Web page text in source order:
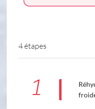
4 étapes
1